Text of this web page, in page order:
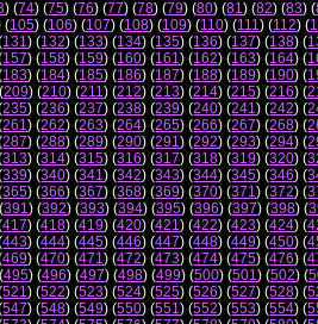
) (74) (75) (76) (77) (78) (79) (80) (81) (82) (83) (
(105) (106) (107) (108) (109) (110) (111) (112) (
131) (132) (133) (134) (135) (136) (137) (138) (
157) (158) (159) (160) (161) (162) (163) (164) (
183) (184) (185) (186) (187) (188) (189) (190) (
209) (210) (211) (212) (213) (214) (215) (216) (
235) (236) (237) (238) (239) (240) (241) (242) (
261) (262) (263) (264) (265) (266) (267) (268) (
287) (288) (289) (290) (291) (292) (293) (294) (
313) (314) (315) (316) (317) (318) (319) (320) (
339) (340) (341) (342) (343) (344) (345) (346) (
365) (366) (367) (368) (369) (370) (371) (372) (
391) (392) (393) (394) (395) (396) (397) (398) (
417) (418) (419) (420) (421) (422) (423) (424) (
443) (444) (445) (446) (447) (448) (449) (450) (
469) (470) (471) (472) (473) (474) (475) (476) (
495) (496) (497) (498) (499) (500) (501) (502) (
521) (522) (523) (524) (525) (526) (527) (528) (
547) (548) (549) (550) (551) (552) (553) (554) (